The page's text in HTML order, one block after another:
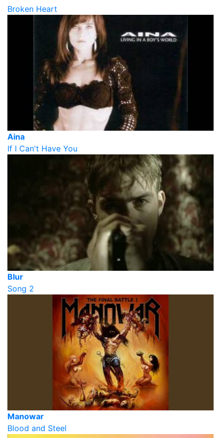
Broken Heart
Aina
If I Can't Have You
Blur
Song 2
Manowar
Blood and Steel